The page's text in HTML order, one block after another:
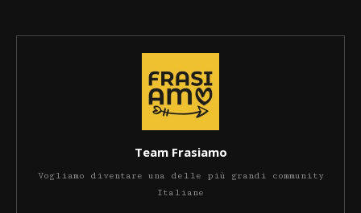
Team Frasiamo
Vogliamo diventare una delle più grandi community
Italiane